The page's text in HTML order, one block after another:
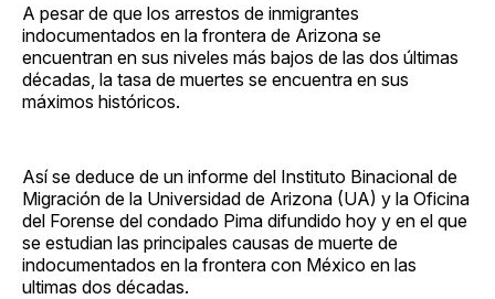
A pesar de que los arrestos de inmigrantes
indocumentados en la frontera de Arizona se
encuentran en sus niveles más bajos de las dos últimas
décadas, la tasa de muertes se encuentra en sus
máximos históricos.
Así se deduce de un informe del Instituto Binacional de
Migración de la Universidad de Arizona (UA) y la Oficina
del Forense del condado Pima difundido hoy y en el que
se estudian las principales causas de muerte de
indocumentados en la frontera con México en las
ultimas dos décadas.